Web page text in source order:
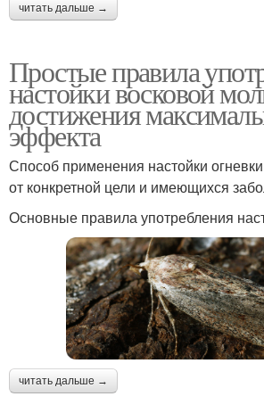
читать дальше →
Простые правила
настойки восковой
достижения
эффекта
Способ применения настойки
от конкретной цели и имеющихся
Основные правила употребления
читать дальше →